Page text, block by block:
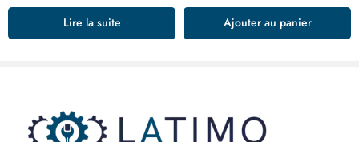
Lire la suite Ajouter au panier